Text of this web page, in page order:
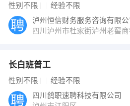
性别不限 经验不限
泸州恒信财务服务咨询有限公
四川泸州市杜家街泸州老窖
长白班普工
性别不限 经验不限
四川鸽职速聘科技有限公司